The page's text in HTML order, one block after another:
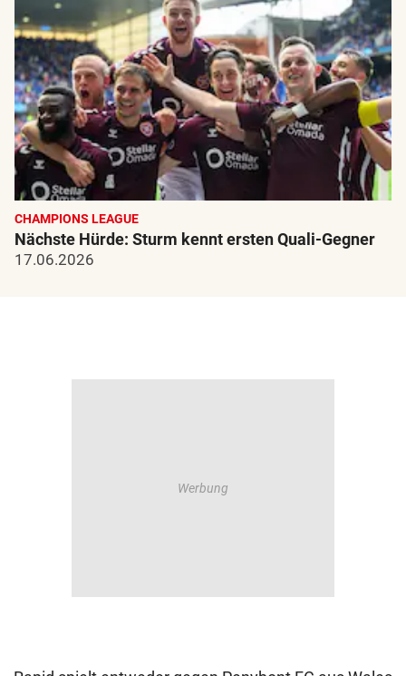
CHAMPIONS LEAGUE
Nächste Hürde: Sturm kennt ersten Quali-Gegner
17.06.2026